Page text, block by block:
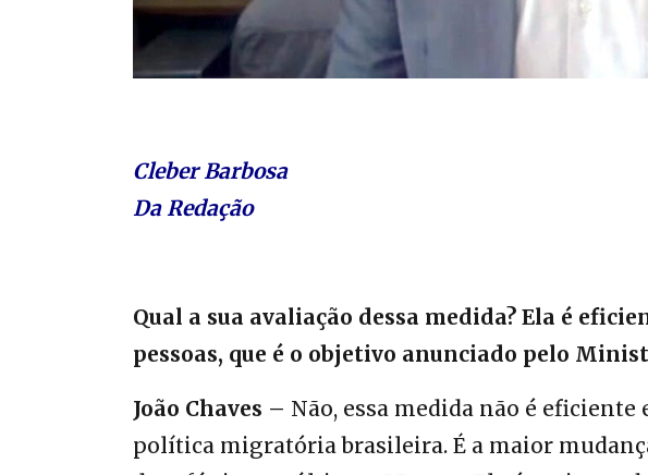
Cleber Barbosa
Da Redação
Qual a sua avaliação dessa medida? Ela é
pessoas, que é o objetivo anunciado pelo
João Chaves – Não, essa medida não é eficiente
política migratória brasileira. É a maior